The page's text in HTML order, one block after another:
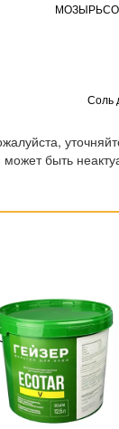
Соль
быть